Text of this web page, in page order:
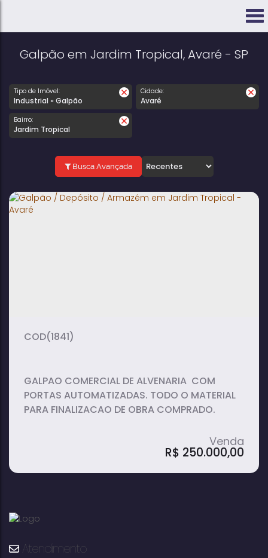
Galpão em Jardim Tropical, Avaré - SP
Tipo de Imóvel:
Industrial » Galpão
Cidade:
Avaré
Bairro:
Jardim Tropical
Busca Avançada
R$ 250.000,00
(1841)
GALPAO COMERCIAL DE ALVENARIA COM
PORTAS AUTOMATIZADAS. TODO O MATERIAL
PARA FINALIZACAO DE OBRA COMPRADO.
Atendimento